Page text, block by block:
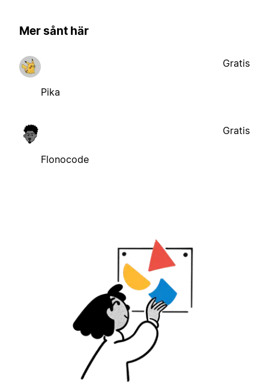
Mer sånt här
Pika
Gratis
Flonocode
Gratis